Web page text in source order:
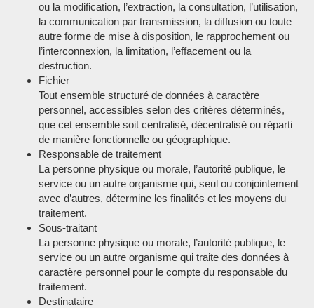
ou la modification, l’extraction, la consultation, l’utilisation,
la communication par transmission, la diffusion ou toute
autre forme de mise à disposition, le rapprochement ou
l’interconnexion, la limitation, l’effacement ou la
destruction.
Fichier
Tout ensemble structuré de données à caractère
personnel, accessibles selon des critères déterminés,
que cet ensemble soit centralisé, décentralisé ou réparti
de manière fonctionnelle ou géographique.
Responsable de traitement
La personne physique ou morale, l’autorité publique, le
service ou un autre organisme qui, seul ou conjointement
avec d’autres, détermine les finalités et les moyens du
traitement.
Sous-traitant
La personne physique ou morale, l’autorité publique, le
service ou un autre organisme qui traite des données à
caractère personnel pour le compte du responsable du
traitement.
Destinataire